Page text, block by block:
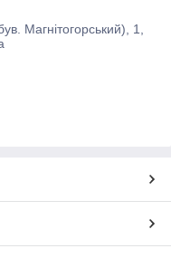
Магнітогорський), 1,